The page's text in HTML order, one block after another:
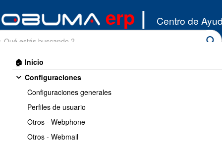
erp | Centro de
🏠 Inicio
Configuraciones
Configuraciones generales
Perfiles de usuario
Otros - Webphone
Otros - Webmail
Activos fijos/Introduccion